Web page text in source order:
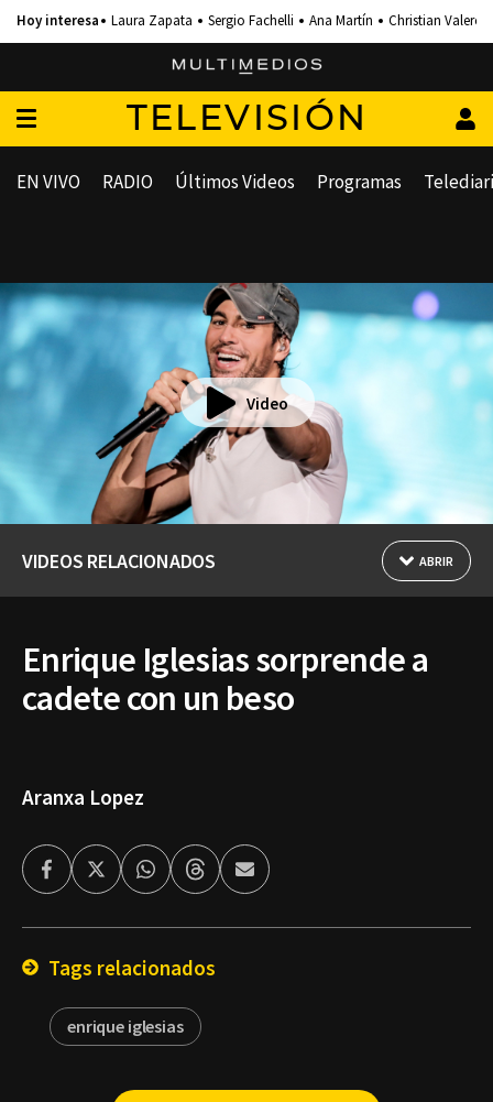
Laura Zapata Sergio Fachelli Ana Martín Christian Valero
TELEVISIÓN
EN VIVO RADIO Últimos Videos Programas
Video
VIDEOS RELACIONADOS ABRIR
Enrique Iglesias sorprende a
cadete con un beso
Aranxa Lopez
FacebookTwitterWhatsappThreadsEnviar
por
Tags relacionados
enrique iglesias